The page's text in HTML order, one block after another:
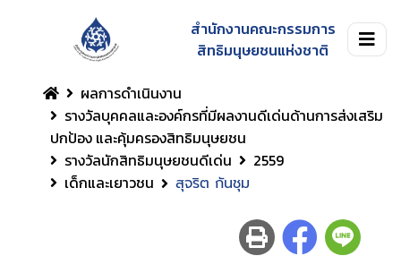
สำนักงานคณะกรรมการ
สิทธิมนุษยชนแห่งชาติ
ผลการดำเนินงาน
รางวัลบุคคลและองค์กรที่มีผลงานดีเด่นด้านการส่งเสริม
ปกป้อง และคุ้มครองสิทธิมนุษยชน
รางวัลนักสิทธิมนุษยชนดีเด่น
2559
เด็กและเยาวชน
สุจริต กันชุม